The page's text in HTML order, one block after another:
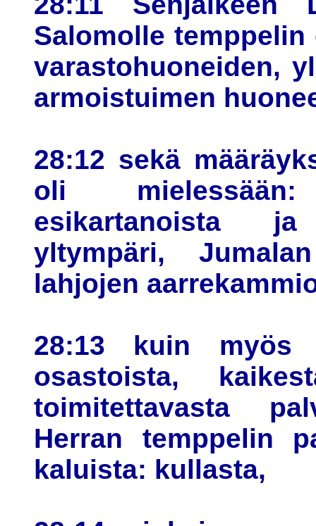
Salomolle
varastohuoneiden,
armoistuimen
28:12 sekä
oli
esikartanoista
yltympäri,
lahjojen
28:13 kuin myös
osastoista,
toimitettavasta
Herran temppelin
kaluista: kullasta,